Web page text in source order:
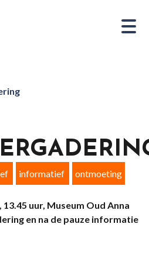
informatief ontmoeting
uur, Museum Oud Anna
en na de pauze informatie